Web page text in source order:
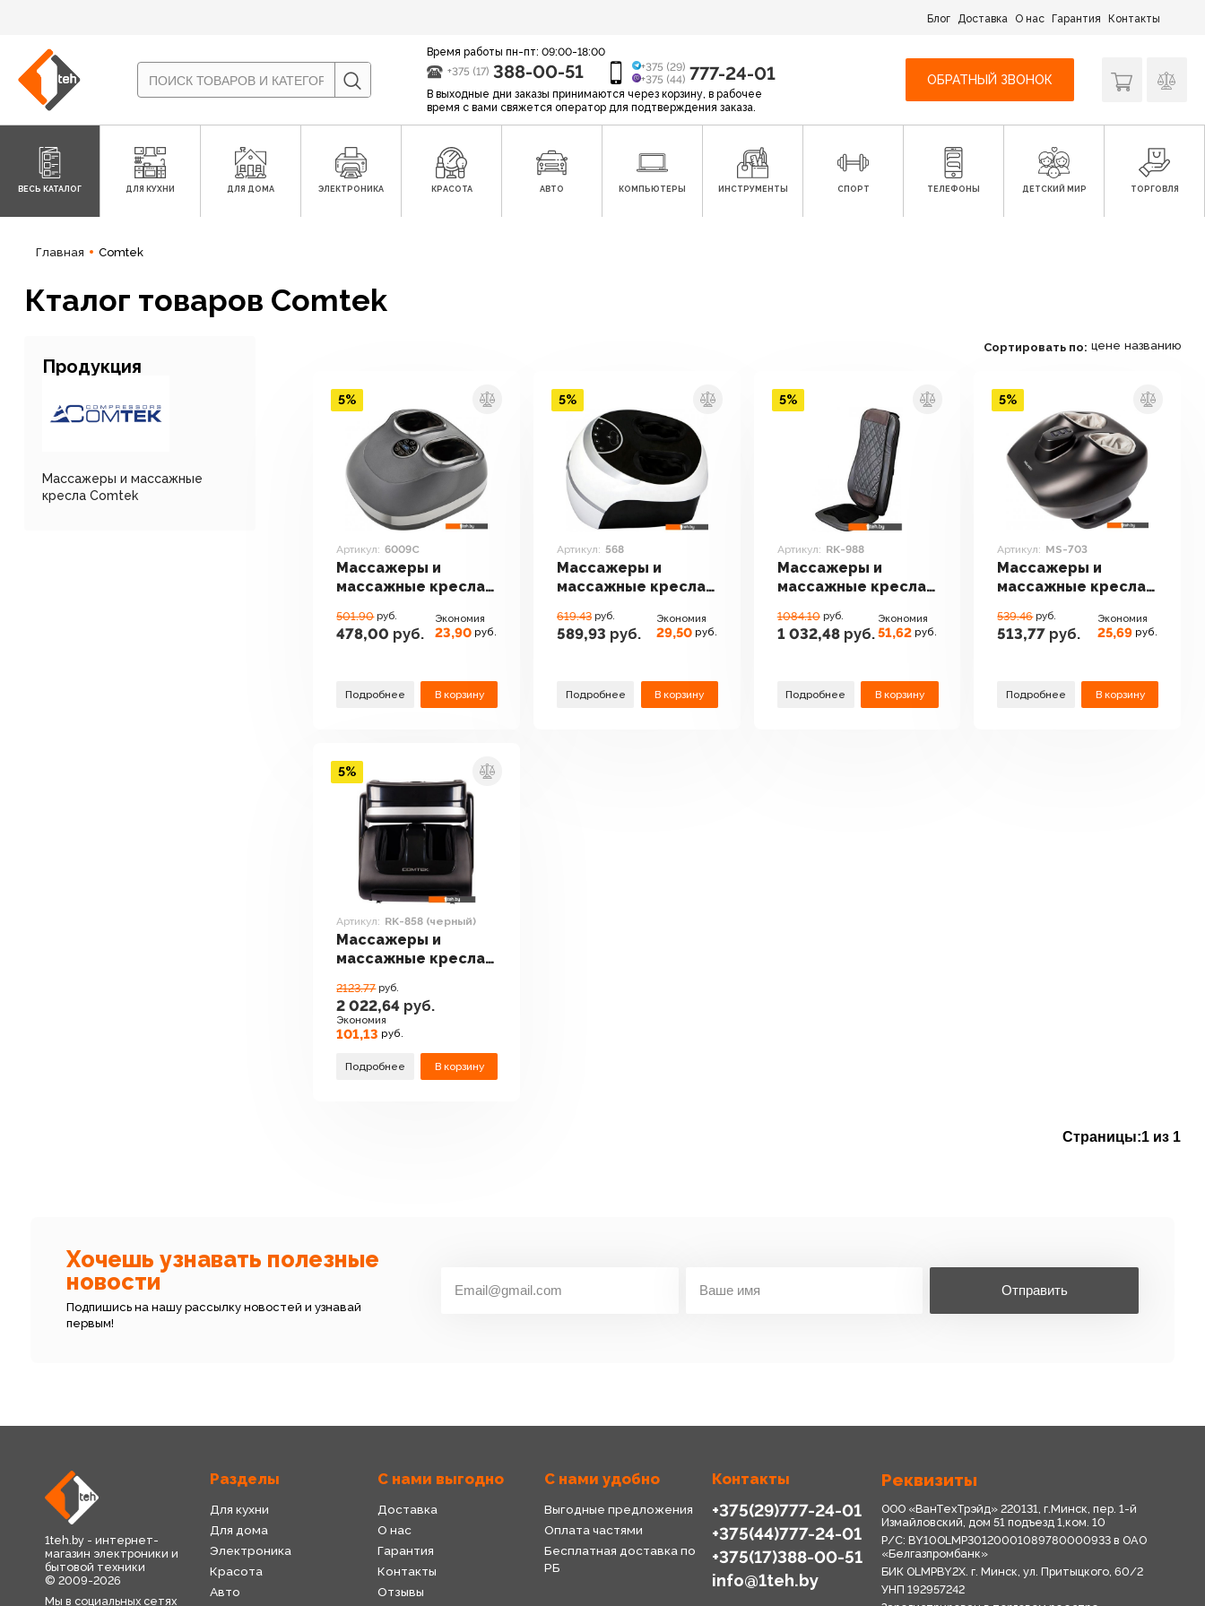
Блог Доставка О нас Гарантия Контакты
Время работы пн-пт: 09:00-18:00
+375 (17) 388-00-51
+375 (29)
+375 (44) 777-24-01
В выходные дни заказы принимаются через корзину, в рабочее
время с вами свяжется оператор для подтверждения заказа.
ОБРАТНЫЙ ЗВОНОК
ВЕСЬ КАТАЛОГ ДЛЯ КУХНИ ДЛЯ ДОМА ЭЛЕКТРОНИКА КРАСОТА АВТО КОМПЬЮТЕРЫ ИНСТРУМЕНТЫ СПОРТ ТЕЛЕФОНЫ ДЕТСКИЙ МИР ТОРГОВЛЯ
Главная Comtek
Кталог товаров Comtek
Продукция
Массажеры и массажные
кресла Comtek
Сортировать по: цене названию
Артикул: 6009C
Массажеры и
массажные кресла
501.90 руб.
478,00 руб.
Экономия
23,90 руб.
Подробнее В корзину
5%
Артикул: 568
Массажеры и
массажные кресла
619.43 руб.
589,93 руб.
Экономия
29,50 руб.
Подробнее В корзину
5%
Артикул: RK-988
Массажеры и
массажные кресла
1084.10 руб.
1 032,48руб.
Экономия
51,62 руб.
Подробнее В корзину
5%
Артикул: MS-703
Массажеры и
массажные кресла
539.46 руб.
513,77 руб.
Экономия
25,69 руб.
Подробнее В корзину
5%
Артикул: RK-858 (черный)
Массажеры и
массажные кресла
(черный)
2123.77 руб.
2 022,64 руб.
Экономия
101,13 руб.
Подробнее В корзину
5%
Страницы:1 из 1
Хочешь узнавать полезные
новости
Подпишись на нашу рассылку новостей и узнавай
первым!
Отправить
1teh.by - интернет-
магазин электроники и
бытовой техники
© 2009-2026
Мы в социальных сетях
Разделы
Для кухни
Для дома
Электроника
Красота
Авто
С нами выгодно
Доставка
О нас
Гарантия
Контакты
Отзывы
С нами удобно
Выгодные предложения
Оплата частями
Бесплатная доставка по
РБ
Контакты
+375(29)777-24-01
+375(44)777-24-01
+375(17)388-00-51
info@1teh.by
Реквизиты
ООО «ВанТехТрэйд» 220131, г.Минск, пер. 1-й
Измайловский, дом 51 подъезд 1,ком. 10
Р/С: BY10OLMP30120001089780000933 в OАО
«Белгазпромбанк»
БИК OLMPBY2X. г. Минск, ул. Притыцкого, 60/2
УНП 192957242